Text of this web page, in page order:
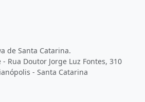
de Santa Catarina.
Rua Doutor Jorge Luz Fontes, 310
- Santa Catarina